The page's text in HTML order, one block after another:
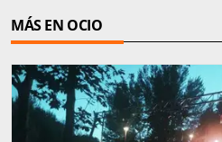
MÁS EN OCIO